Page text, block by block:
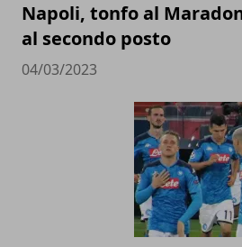
Napoli, tonfo al
al secondo posto
04/03/2023